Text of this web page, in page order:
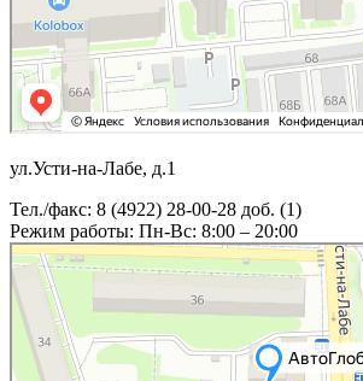
ул.Усти-на-Лабе, д.1
Тел./факс: 8 (4922) 28-00-28 доб. (1)
Режим работы: Пн-Вс: 8:00 – 20:00